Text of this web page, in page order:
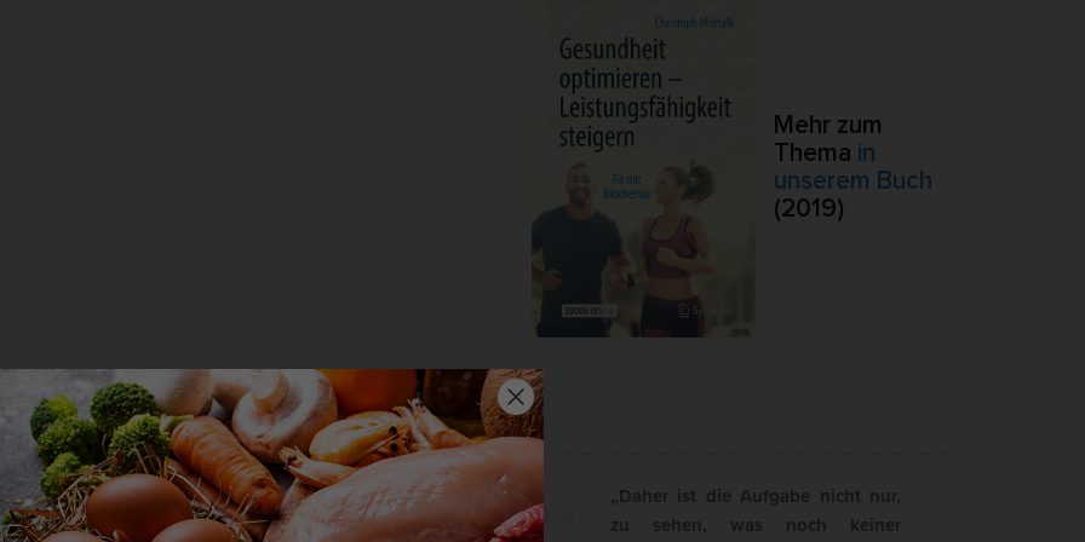
Mehr zum
Thema in
unserem Buch
(2019)
„Daher ist die Aufgabe nicht nur,
zu sehen, was noch keiner
Externe Medien
von Videoplattformen und Social-Media-Plattformen werden standardmäßig blockiert.